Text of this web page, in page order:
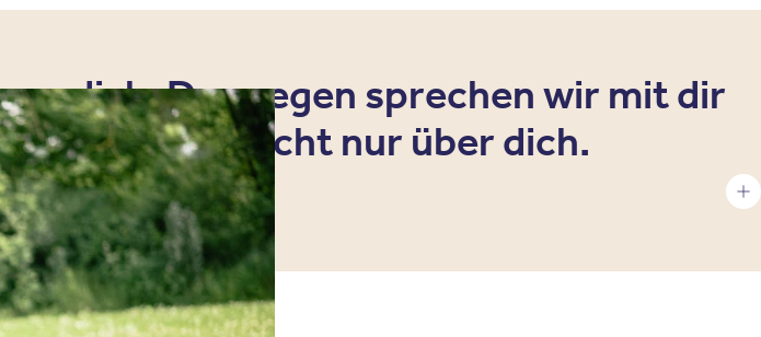
um dich. Deswegen sprechen wir mit dir
– und nicht nur über dich.